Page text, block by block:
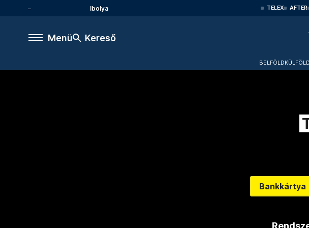
Ibolya TELEX AFTER
Menü Kereső
BELFÖLDKÜLFÖLD
Bankkártya